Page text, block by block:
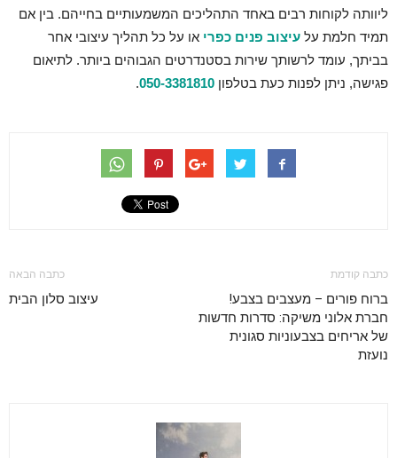
ליוותה לקוחות רבים באחד התהליכים המשמעותיים בחייהם. בין אם
תמיד חלמת על עיצוב פנים כפרי או על כל תהליך עיצובי אחר
בביתך, עומד לרשותך שירות בסטנדרטים הגבוהים ביותר. לתיאום
פגישה, ניתן לפנות כעת בטלפון 050-3381810
.
כתבה קודמת
ברוח פורים – מעצבים בצבע!
חברת אלוני משיקה: סדרות חדשות
של אריחים בצבעוניות סגונית
נועזת
כתבה הבאה
עיצוב סלון הבית